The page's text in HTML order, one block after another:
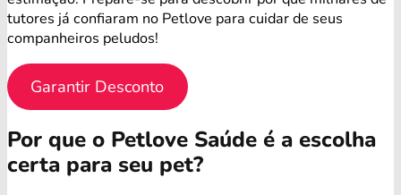
tutores já confiaram no Petlove para cuidar de seus
companheiros peludos!
Garantir Desconto
Por que o Petlove Saúde é a escolha
certa para seu pet?